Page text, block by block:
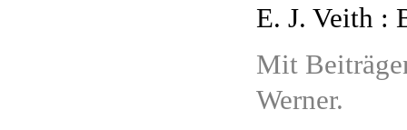
E. J. Veith :
Mit
Werner.